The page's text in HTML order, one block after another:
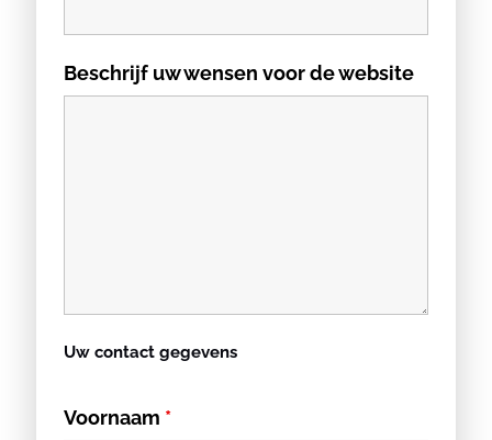
Beschrijf uw wensen voor de website
Uw contact gegevens
Voornaam *